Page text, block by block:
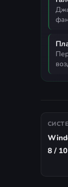
Джокер, Риддлер, Мистер Фриз, Ра'с аль Гул -
передвигаться по городу на плаще и бить врагов с
8 /